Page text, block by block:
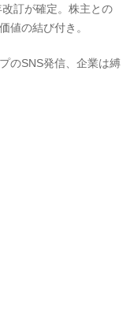
訂が確定。株主との
値の結び付き。
のSNS発信、企業は縛